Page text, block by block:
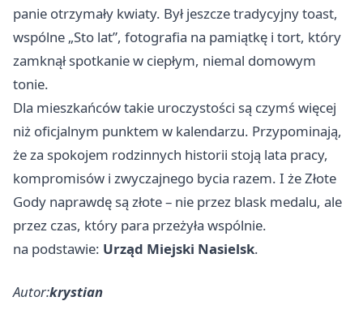
panie otrzymały kwiaty. Był jeszcze tradycyjny toast,
wspólne „Sto lat”, fotografia na pamiątkę i tort, który
zamknął spotkanie w ciepłym, niemal domowym
tonie.
Dla mieszkańców takie uroczystości są czymś więcej
niż oficjalnym punktem w kalendarzu. Przypominają,
że za spokojem rodzinnych historii stoją lata pracy,
kompromisów i zwyczajnego bycia razem. I że Złote
Gody naprawdę są złote – nie przez blask medalu, ale
przez czas, który para przeżyła wspólnie.
na podstawie: Urząd Miejski Nasielsk.
Autor:krystian